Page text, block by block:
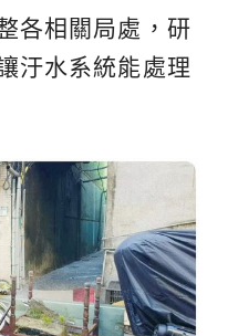
各相關局處，研
汙水系統能處理